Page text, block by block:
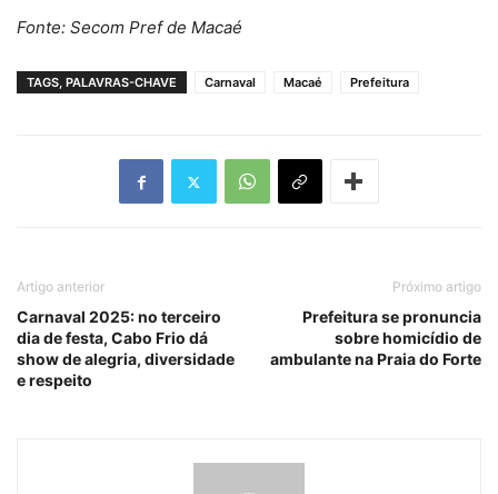
Fonte: Secom Pref de Macaé
TAGS, PALAVRAS-CHAVE Carnaval Macaé Prefeitura
Artigo anterior
Carnaval 2025: no terceiro
dia de festa, Cabo Frio dá
show de alegria, diversidade
e respeito
Próximo artigo
Prefeitura se pronuncia
sobre homicídio de
ambulante na Praia do Forte